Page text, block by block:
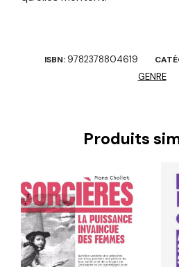
ISBN: 9782378804619
GENRE
Produits